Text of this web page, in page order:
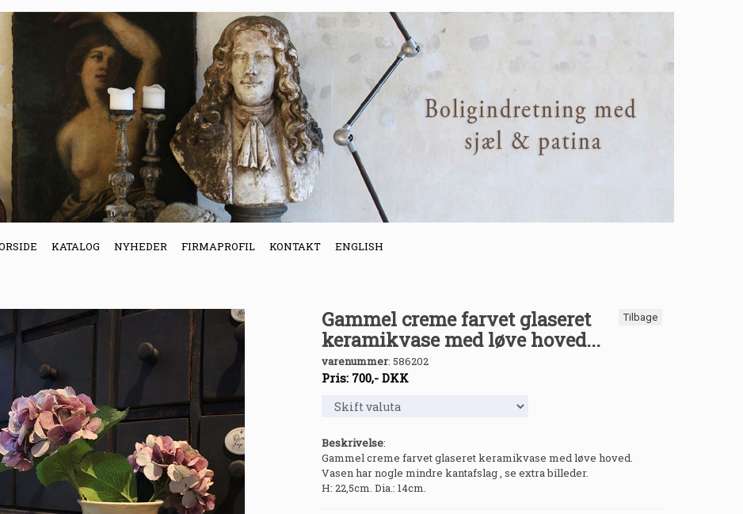
KATALOG NYHEDER FIRMAPROFIL KONTAKT ENGLISH
Tilbage
Gammel creme farvet glaseret
keramikvase med løve hoved...
varenummer: 586202
Pris: 700,- DKK
Beskrivelse:
Gammel creme farvet glaseret keramikvase med løve hoved.
Vasen har nogle mindre kantafslag , se extra billeder.
H: 22,5cm. Dia.: 14cm.